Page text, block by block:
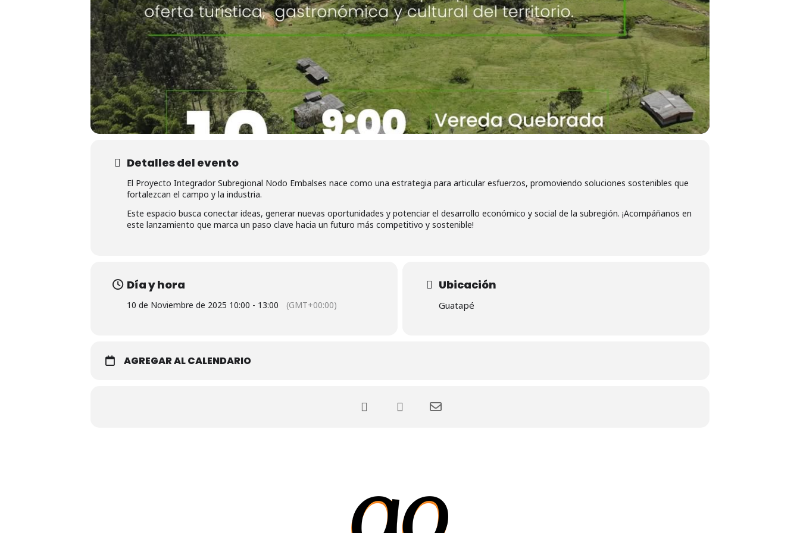
Detalles del evento
El Proyecto Integrador Subregional Nodo Embalses nace como una estrategia para articular esfuerzos, promoviendo soluciones sostenibles que
fortalezcan el campo y la industria.
Este espacio busca conectar ideas, generar nuevas oportunidades y potenciar el desarrollo económico y social de la subregión. ¡Acompáñanos en
este lanzamiento que marca un paso clave hacia un futuro más competitivo y sostenible!
Día y hora
10 de Noviembre de 2025 10:00 - 13:00 (GMT+00:00)
Ubicación
Guatapé
AGREGAR AL CALENDARIO